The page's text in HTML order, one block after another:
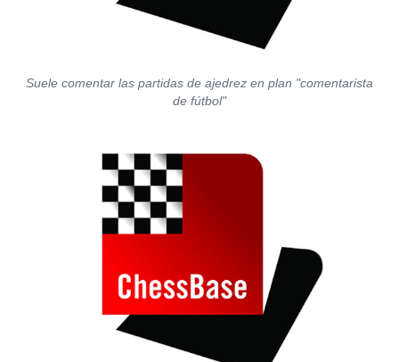
Suele comentar las partidas de ajedrez en plan "comentarista
de fútbol"